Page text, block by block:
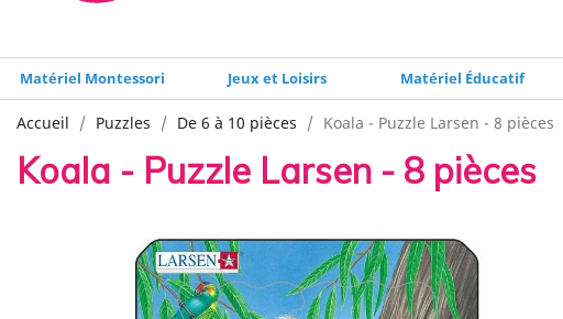
Matériel Montessori Jeux et Loisirs Matériel Éducatif
Accueil Puzzles De 6 à 10 pièces Koala - Puzzle Larsen - 8 pièces
Koala - Puzzle Larsen - 8 pièces